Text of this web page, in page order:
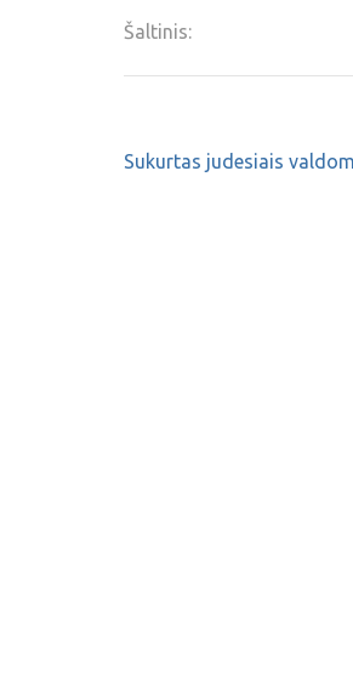
Šaltinis:
Sukurtas judesiais